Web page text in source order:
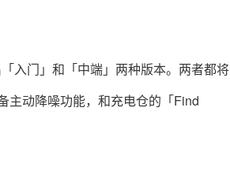
入门」和「中端」两种版本。两者都将
主动降噪功能，和充电仓的「Find